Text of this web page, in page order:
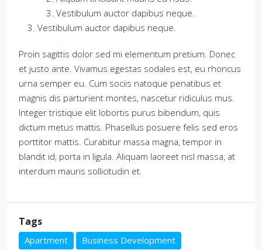
Vestibulum auctor dapibus neque.
Vestibulum auctor dapibus neque.
Proin sagittis dolor sed mi elementum pretium. Donec
et justo ante. Vivamus egestas sodales est, eu rhoncus
urna semper eu. Cum sociis natoque penatibus et
magnis dis parturient montes, nascetur ridiculus mus.
Integer tristique elit lobortis purus bibendum, quis
dictum metus mattis. Phasellus posuere felis sed eros
porttitor mattis. Curabitur massa magna, tempor in
blandit id, porta in ligula. Aliquam laoreet nisl massa, at
interdum mauris sollicitudin et.
Tags
Apartment
Business Development